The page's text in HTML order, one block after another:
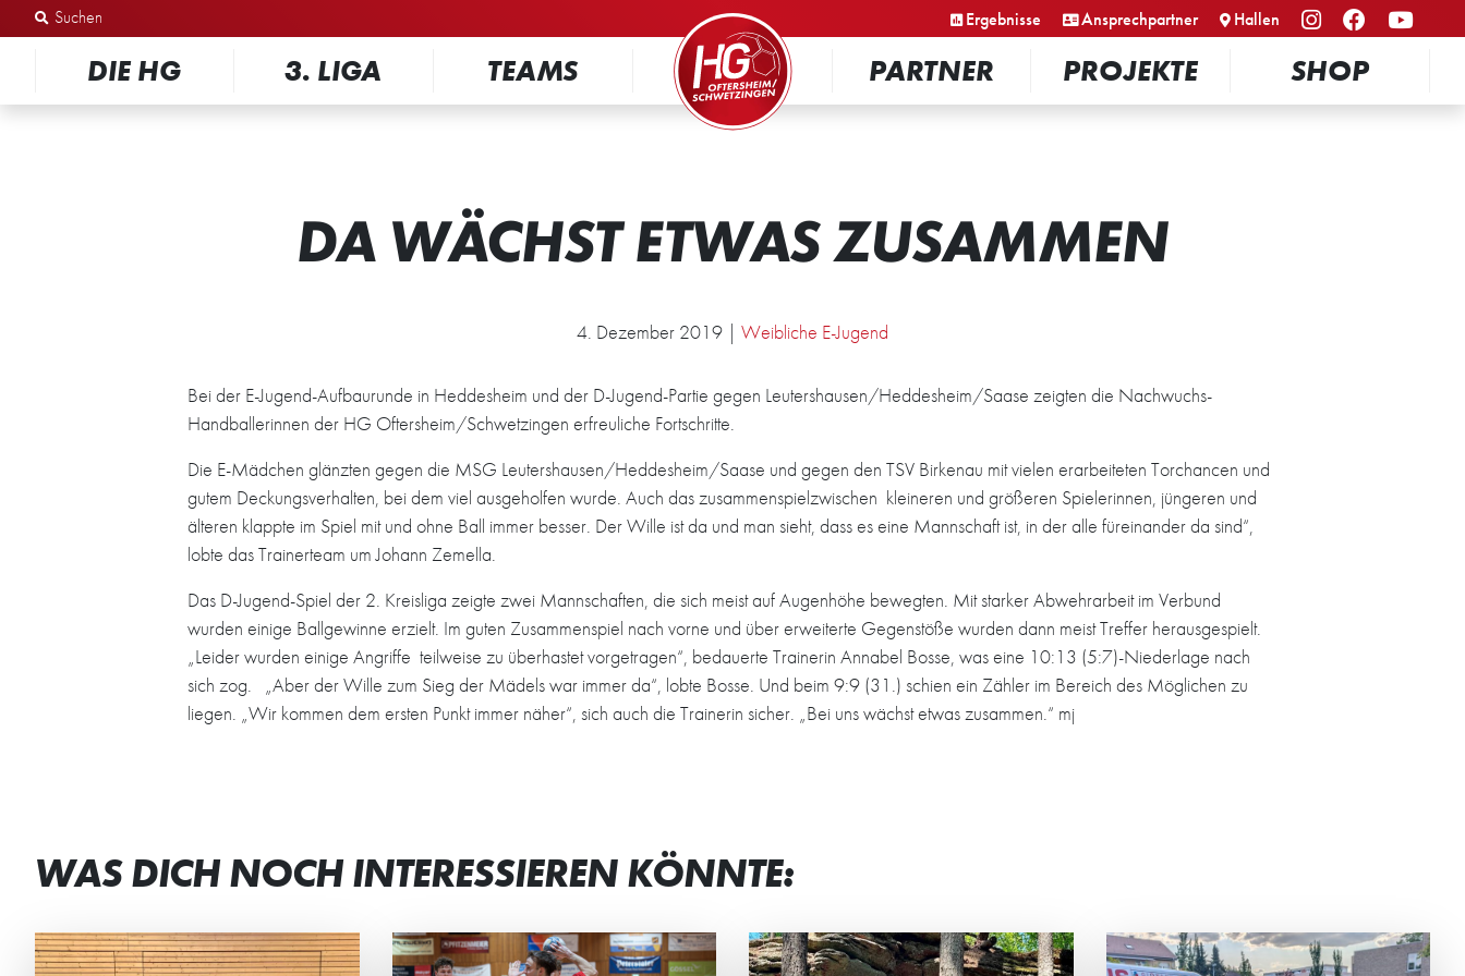
Zum Inhalt springen Ergebnisse Ansprechpartner Hallen
DIE HG 3. LIGA TEAMS
PARTNER
PROJEKTE SHOP
DA WÄCHST ETWAS ZUSAMMEN
4. Dezember 2019 | Weibliche E-Jugend
Bei der E-Jugend-Aufbaurunde in Heddesheim und der D-Jugend-Partie gegen Leutershausen/Heddesheim/Saase zeigten die Nachwuchs-
Handballerinnen der HG Oftersheim/Schwetzingen erfreuliche Fortschritte.
Die E-Mädchen glänzten gegen die MSG Leutershausen/Heddesheim/Saase und gegen den TSV Birkenau mit vielen erarbeiteten Torchancen und
gutem Deckungsverhalten, bei dem viel ausgeholfen wurde. Auch das zusammenspielzwischen kleineren und größeren Spielerinnen, jüngeren und
älteren klappte im Spiel mit und ohne Ball immer besser. Der Wille ist da und man sieht, dass es eine Mannschaft ist, in der alle füreinander da sind“,
lobte das Trainerteam um Johann Zemella.
Das D-Jugend-Spiel der 2. Kreisliga zeigte zwei Mannschaften, die sich meist auf Augenhöhe bewegten. Mit starker Abwehrarbeit im Verbund
wurden einige Ballgewinne erzielt. Im guten Zusammenspiel nach vorne und über erweiterte Gegenstöße wurden dann meist Treffer herausgespielt.
„Leider wurden einige Angriffe teilweise zu überhastet vorgetragen“, bedauerte Trainerin Annabel Bosse, was eine 10:13 (5:7)-Niederlage nach
sich zog. „Aber der Wille zum Sieg der Mädels war immer da“, lobte Bosse. Und beim 9:9 (31.) schien ein Zähler im Bereich des Möglichen zu
liegen. „Wir kommen dem ersten Punkt immer näher“, sich auch die Trainerin sicher. „Bei uns wächst etwas zusammen.“ mj
WAS DICH NOCH INTERESSIEREN KÖNNTE: